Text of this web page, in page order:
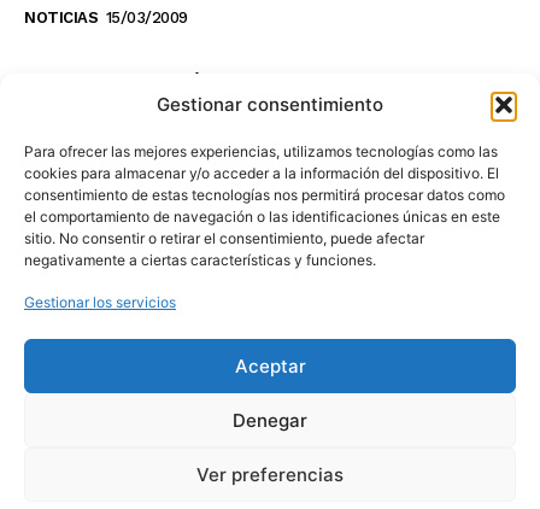
Gestionar consentimiento
Para ofrecer las mejores experiencias, utilizamos tecnologías como las
cookies para almacenar y/o acceder a la información del dispositivo. El
consentimiento de estas tecnologías nos permitirá procesar datos como
el comportamiento de navegación o las identificaciones únicas en este
sitio. No consentir o retirar el consentimiento, puede afectar
negativamente a ciertas características y funciones.
Gestionar los servicios
Aceptar
Denegar
Ver preferencias
NOTICIAS 15/03/2009
NO TE PIERDAS LO ÚLTIMO DEL CANAL
Haz clic en «Estoy de acuerdo» para
activar Youtube
POLÍTICA DE COOKIES